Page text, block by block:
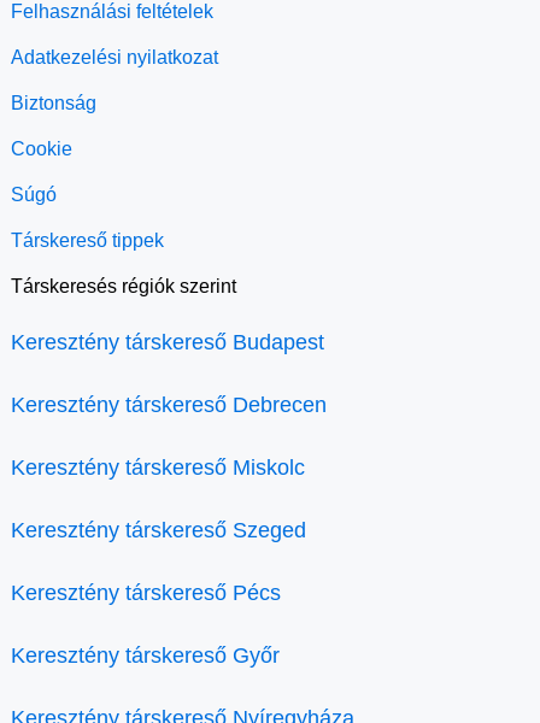
Felhasználási feltételek
Adatkezelési nyilatkozat
Biztonság
Cookie
Súgó
Társkereső tippek
Társkeresés régiók szerint
Keresztény társkereső Budapest
Keresztény társkereső Debrecen
Keresztény társkereső Miskolc
Keresztény társkereső Szeged
Keresztény társkereső Pécs
Keresztény társkereső Győr
Keresztény társkereső Nyíregyháza